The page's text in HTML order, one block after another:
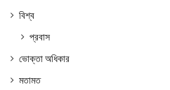
বিশ্ব
প্রবাস
ভোক্তা অধিকার
মতামত